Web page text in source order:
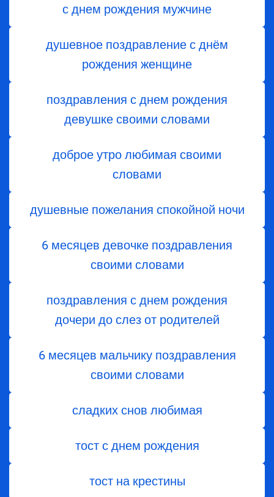
с днем рождения мужчине
душевное поздравление с днём
рождения женщине
поздравления с днем рождения
девушке своими словами
доброе утро любимая своими
словами
душевные пожелания спокойной ночи
6 месяцев девочке поздравления
своими словами
поздравления с днем ​​рождения
дочери до слез от родителей
6 месяцев мальчику поздравления
своими словами
сладких снов любимая
тост с днем ​​рождения
тост на крестины